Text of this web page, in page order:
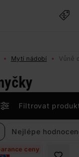
Mytí nádobí Vůně
Filtrovat
Nejlépe
ceny